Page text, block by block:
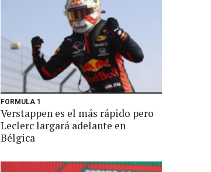
FORMULA 1
Verstappen es el más rápido pero
Leclerc largará adelante en
Bélgica